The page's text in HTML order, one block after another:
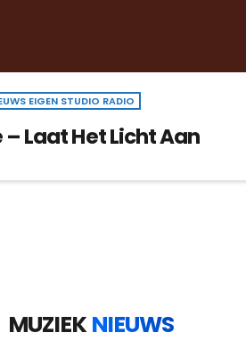
EIGEN STUDIO RADIO
– Laat Het Licht Aan
MUZIEKNIEUWS